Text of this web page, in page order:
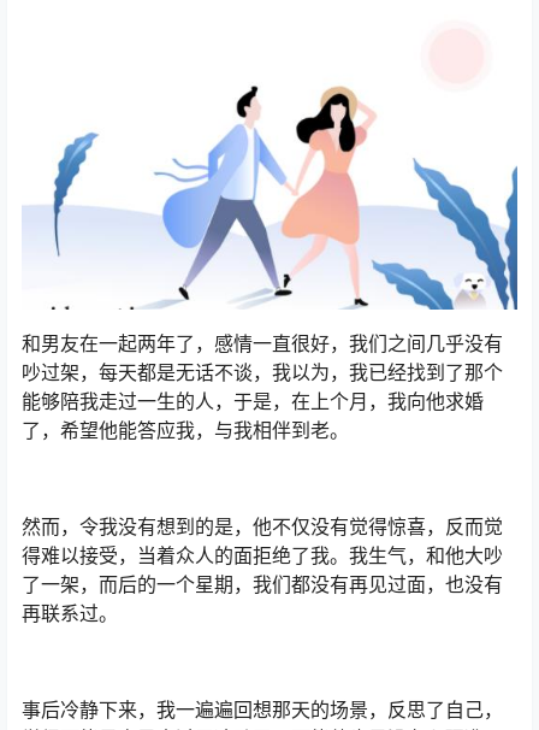
和男友在一起两年了，感情一直很好，我们之间几乎没有
吵过架，每天都是无话不谈，我以为，我已经找到了那个
能够陪我走过一生的人，于是，在上个月，我向他求婚
了，希望他能答应我，与我相伴到老。
然而，令我没有想到的是，他不仅没有觉得惊喜，反而觉
得难以接受，当着众人的面拒绝了我。我生气，和他大吵
了一架，而后的一个星期，我们都没有再见过面，也没有
再联系过。
事后冷静下来，我一遍遍回想那天的场景，反思了自己，